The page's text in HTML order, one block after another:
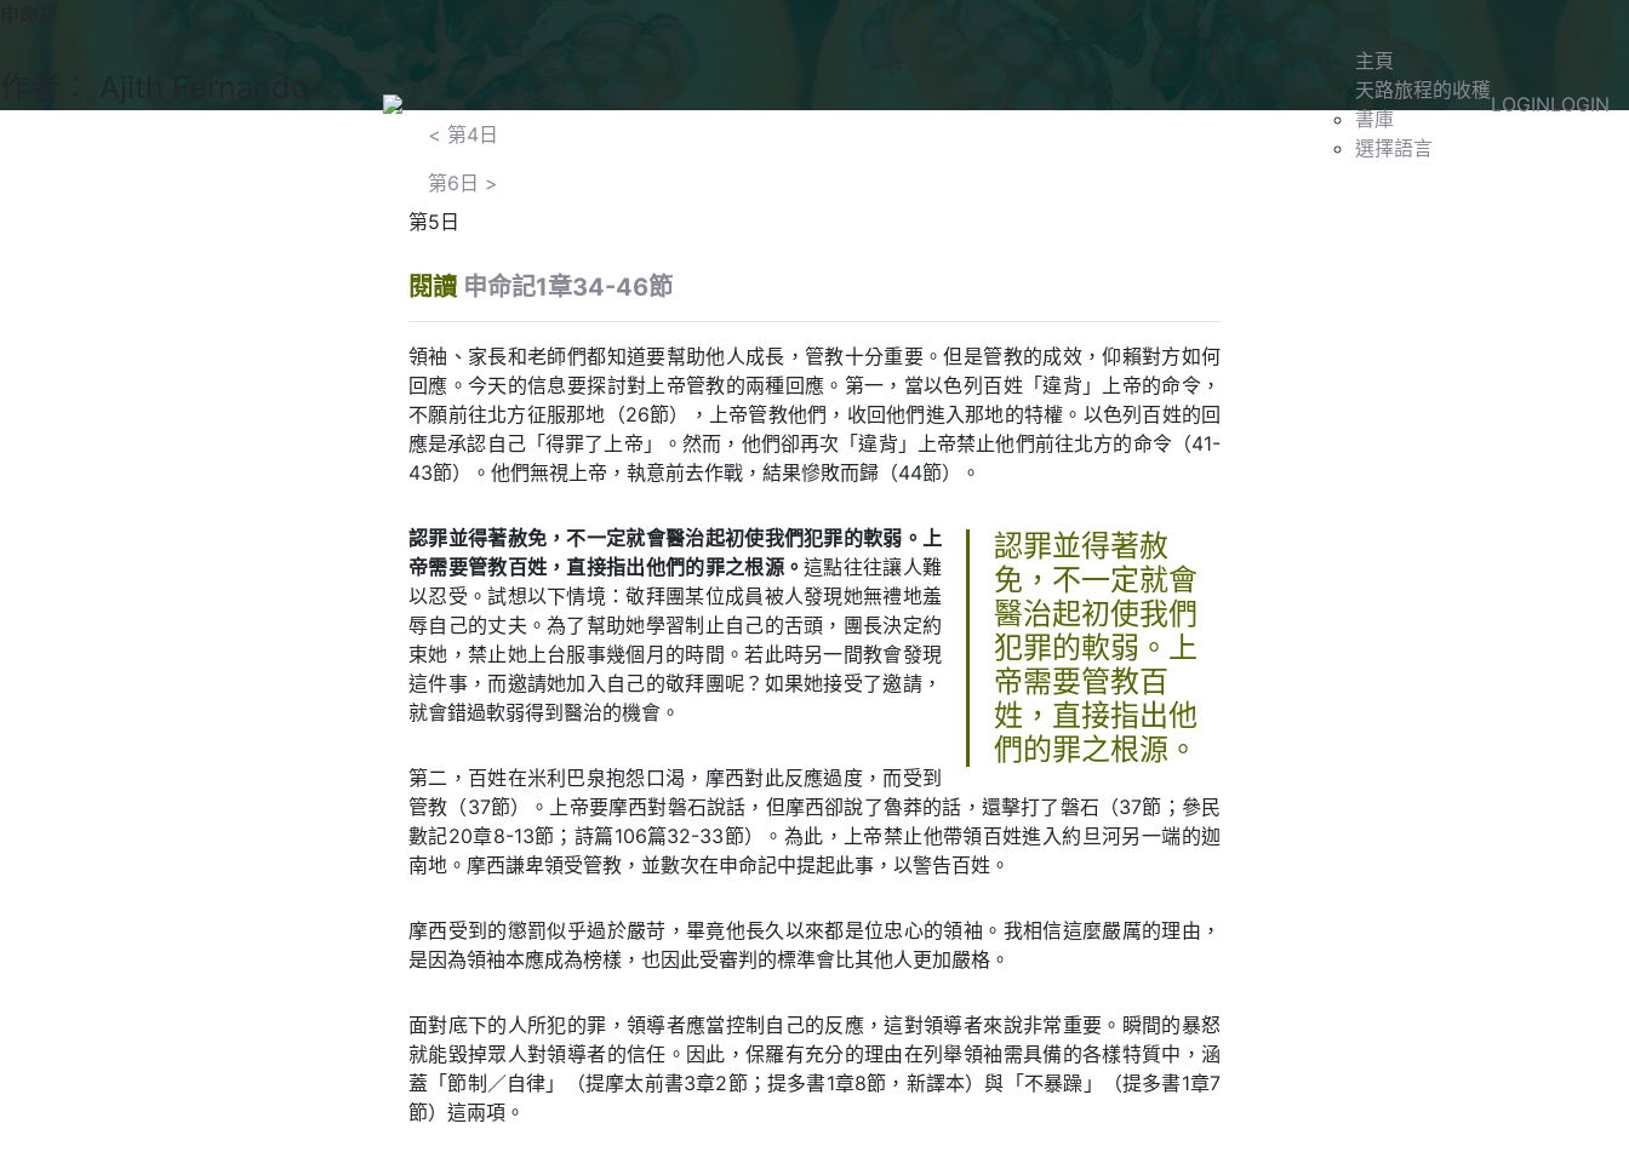
主頁
天路旅程的收穫
書庫
選擇語言
LOGINLOGIN
作者： Ajith Fernando
< 第4日
第6日 >
第5日
閱讀 申命記1章34-46節
領袖、家長和老師們都知道要幫助他人成長，管教十分重要。但是管教的成效，仰賴對方如何
回應。今天的信息要探討對上帝管教的兩種回應。第一，當以色列百姓「違背」上帝的命令，
不願前往北方征服那地（26節），上帝管教他們，收回他們進入那地的特權。以色列百姓的回
應是承認自己「得罪了上帝」。然而，他們卻再次「違背」上帝禁止他們前往北方的命令（41-
43節）。他們無視上帝，執意前去作戰，結果慘敗而歸（44節）。
認罪並得著赦
免，不一定就會
醫治起初使我們
犯罪的軟弱。上
帝需要管教百
姓，直接指出他
們的罪之根源。
認罪並得著赦免，不一定就會醫治起初使我們犯罪的軟弱。上
帝需要管教百姓，直接指出他們的罪之根源。這點往往讓人難
以忍受。試想以下情境：敬拜團某位成員被人發現她無禮地羞
辱自己的丈夫。為了幫助她學習制止自己的舌頭，團長決定約
束她，禁止她上台服事幾個月的時間。若此時另一間教會發現
這件事，而邀請她加入自己的敬拜團呢？如果她接受了邀請，
就會錯過軟弱得到醫治的機會。
第二，百姓在米利巴泉抱怨口渴，摩西對此反應過度，而受到
管教（37節）。上帝要摩西對磐石說話，但摩西卻說了魯莽的話，還擊打了磐石（37節；參民
數記20章8-13節；詩篇106篇32-33節）。為此，上帝禁止他帶領百姓進入約旦河另一端的迦
南地。摩西謙卑領受管教，並數次在申命記中提起此事，以警告百姓。
摩西受到的懲罰似乎過於嚴苛，畢竟他長久以來都是位忠心的領袖。我相信這麼嚴厲的理由，
是因為領袖本應成為榜樣，也因此受審判的標準會比其他人更加嚴格。
面對底下的人所犯的罪，領導者應當控制自己的反應，這對領導者來說非常重要。瞬間的暴怒
就能毀掉眾人對領導者的信任。因此，保羅有充分的理由在列舉領袖需具備的各樣特質中，涵
蓋「節制／自律」（提摩太前書3章2節；提多書1章8節，新譯本）與「不暴躁」（提多書1章7
節）這兩項。